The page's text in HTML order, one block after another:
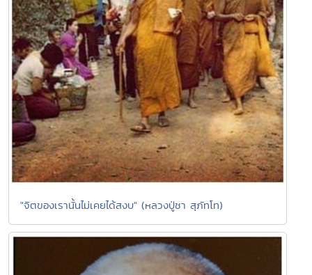
"จิตของเรานั้นไม่เคยได้สงบ" (หลวงปู่ชา สุภัทโท)